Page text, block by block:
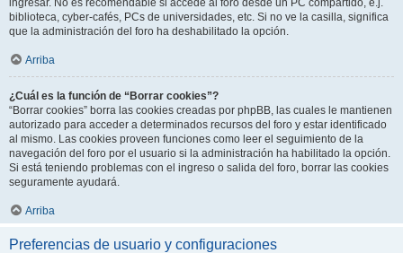
ingresar. No es recomendable si accede al foro desde un PC compartido, e.j.
biblioteca, cyber-cafés, PCs de universidades, etc. Si no ve la casilla, significa
que la administración del foro ha deshabilitado la opción.
Arriba
¿Cuál es la función de “Borrar cookies”?
“Borrar cookies” borra las cookies creadas por phpBB, las cuales le mantienen
autorizado para acceder a determinados recursos del foro y estar identificado
al mismo. Las cookies proveen funciones como leer el seguimiento de la
navegación del foro por el usuario si la administración ha habilitado la opción.
Si está teniendo problemas con el ingreso o salida del foro, borrar las cookies
seguramente ayudará.
Arriba
Preferencias de usuario y configuraciones